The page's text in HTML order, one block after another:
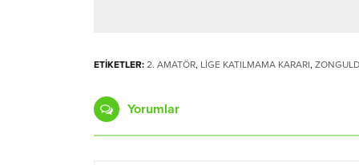
ETİKETLER: 2. AMATÖR, LİGE KATILMAMA KARARI,
Yorumlar